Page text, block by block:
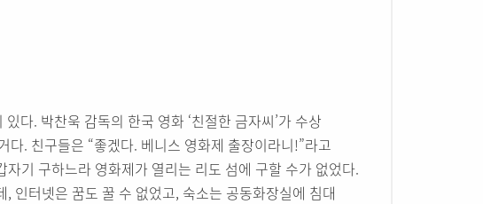
다. 박찬욱 감독의 한국 영화 ‘친절한 금자씨’가 수상
. 친구들은 “좋겠다. 베니스 영화제 출장이라니!”라고
기 구하느라 영화제가 열리는 리도 섬에 구할 수가 없었다.
인터넷은 꿈도 꿀 수 없었고, 숙소는 공동화장실에 침대